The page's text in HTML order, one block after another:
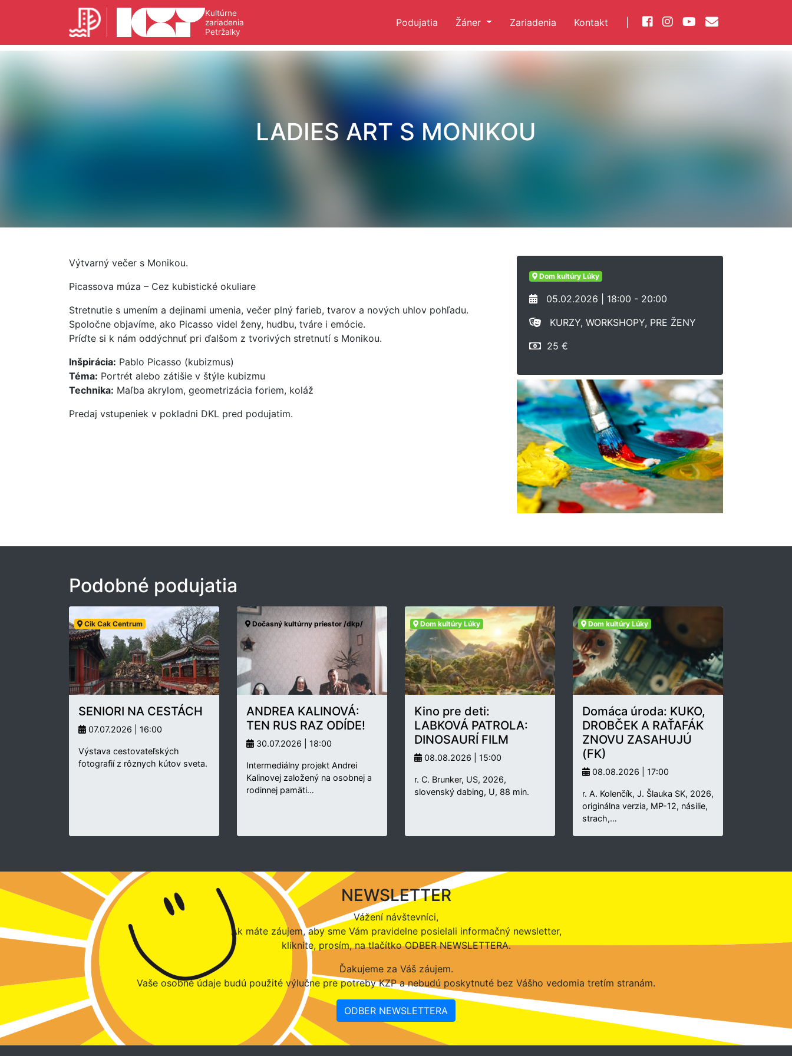
Kultúrne
zariadenia
Petržalky
Podujatia Žáner Zariadenia Kontakt
LADIES ART S MONIKOU
Výtvarný večer s Monikou.
Picassova múza – Cez kubistické okuliare
Stretnutie s umením a dejinami umenia, večer plný farieb, tvarov a nových uhlov pohľadu.
Spoločne objavíme, ako Picasso videl ženy, hudbu, tváre i emócie.
Príďte si k nám oddýchnuť pri ďalšom z tvorivých stretnutí s Monikou.
Inšpirácia: Pablo Picasso (kubizmus)
Téma: Portrét alebo zátišie v štýle kubizmu
Technika: Maľba akrylom, geometrizácia foriem, koláž
Predaj vstupeniek v pokladni DKL pred podujatim.
Dom kultúry Lúky
05.02.2026 | 18:00 - 20:00
KURZY, WORKSHOPY, PRE ŽENY
25 €
Podobné podujatia
Cik Cak Centrum
SENIORI NA CESTÁCH
07.07.2026 | 16:00
Výstava cestovateľských
fotografií z rôznych kútov sveta.
Dočasný kultúrny priestor /dkp/
ANDREA KALINOVÁ:
TEN RUS RAZ ODÍDE!
30.07.2026 | 18:00
Intermediálny projekt Andrei
Kalinovej založený na osobnej a
rodinnej pamäti…
Dom kultúry Lúky
Kino pre deti:
LABKOVÁ PATROLA:
DINOSAURÍ FILM
08.08.2026 | 15:00
r. C. Brunker, US, 2026,
slovenský dabing, U, 88 min.
Dom kultúry Lúky
Domáca úroda: KUKO,
DROBČEK A RAŤAFÁK
ZNOVU ZASAHUJÚ
(FK)
08.08.2026 | 17:00
r. A. Kolenčík, J. Šlauka SK, 2026,
originálna verzia, MP-12, násilie,
strach,…
NEWSLETTER
Vážení návštevníci,
Ak máte záujem, aby sme Vám pravidelne posielali informačný newsletter,
kliknite, prosím, na tlačítko ODBER NEWSLETTERA.
Ďakujeme za Váš záujem.
Vaše osobné údaje budú použité výlučne pre potreby KZP a nebudú poskytnuté bez Vášho vedomia tretím stranám.
ODBER NEWSLETTERA